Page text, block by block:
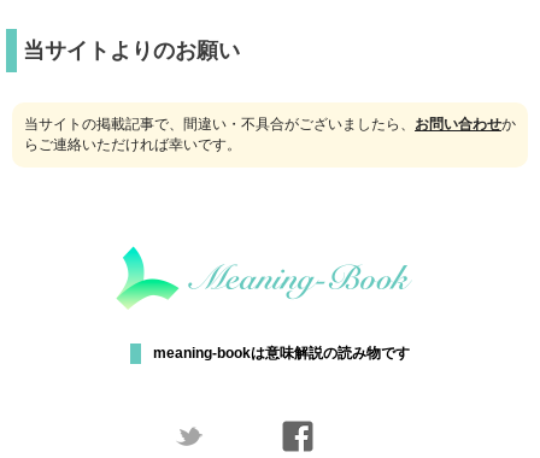
当サイトよりのお願い
当サイトの掲載記事で、間違い・不具合がございましたら、 お問い合わせか
らご連絡いただければ幸いです。
meaning-bookは意味解説の読み物です